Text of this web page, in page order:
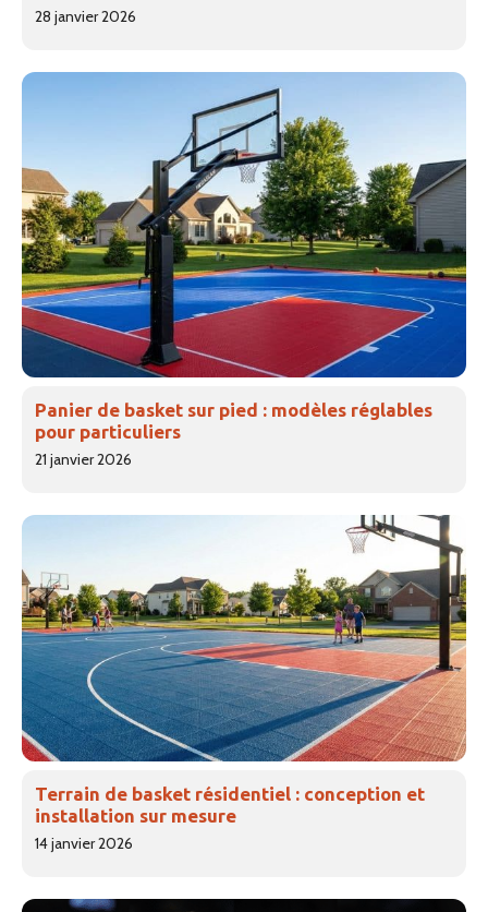
28 janvier 2026
Panier de basket sur pied : modèles réglables
pour particuliers
21 janvier 2026
Terrain de basket résidentiel : conception et
installation sur mesure
14 janvier 2026